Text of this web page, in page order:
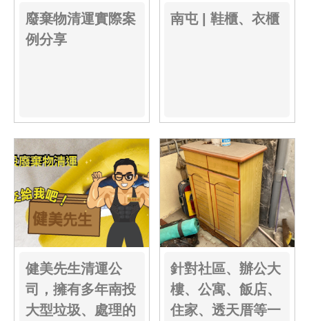
廢棄物清運實際案
例分享
南屯 | 鞋櫃、衣櫃
健美先生清運公
司，擁有多年南投
大型垃圾、處理的
針對社區、辦公大
樓、公寓、飯店、
住家、透天厝等一